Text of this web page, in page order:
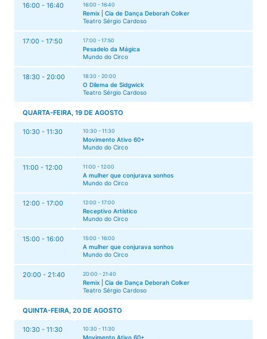
16:00 - 16:40 16:00 - 16:40
Remix | Cia de Dança Deborah Colker
Teatro Sérgio Cardoso
17:00 - 17:50 17:00 - 17:50
Pesadelo da Mágica
Mundo do Circo
18:30 - 20:00 18:30 - 20:00
O Dilema de Sidgwick
Teatro Sérgio Cardoso
QUARTA-FEIRA, 19 DE AGOSTO
10:30 - 11:30 10:30 - 11:30
Movimento Ativo 60+
Mundo do Circo
11:00 - 12:00 11:00 - 12:00
A mulher que conjurava sonhos
Mundo do Circo
12:00 - 17:00 12:00 - 17:00
Receptivo Artístico
Mundo do Circo
15:00 - 16:00 15:00 - 16:00
A mulher que conjurava sonhos
Mundo do Circo
20:00 - 21:40 20:00 - 21:40
Remix | Cia de Dança Deborah Colker
Teatro Sérgio Cardoso
QUINTA-FEIRA, 20 DE AGOSTO
10:30 - 11:30 10:30 - 11:30
Movimento Ativo 60+